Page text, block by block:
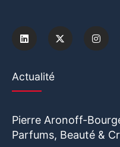
Actualité
Pierre Aronoff-
Parfums, Beauté &